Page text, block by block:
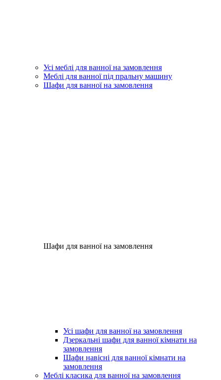
Усі меблі для ванної на замовлення
Меблі для ванної під пральну машину
Шафи для ванної на замовлення
Шафи для ванної на замовлення
Усі шафи для ванної на замовлення
Дзеркальні шафи для ванної кімнати на
замовлення
Шафи навісні для ванної кімнати на
замовлення
Меблі класика для ванної на замовлення